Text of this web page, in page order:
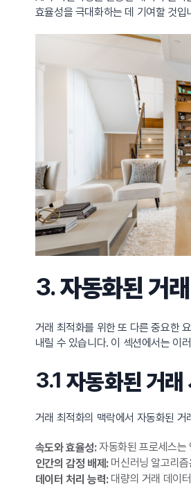
효율성을 극대화하는 데 기여할 것입
3.자동화된 거
거래 최적화를 위한 또 다른 중요한
내릴 수 있습니다. 이 섹션에서는 이
3.1자동화된 거래
거래 최적화의 맥락에서 자동화된
속도와 효율성:자동화된 프로세스는
인간의 감정 배제:머신러닝 알고리즘
데이터 처리 능력:대량의 거래 데이